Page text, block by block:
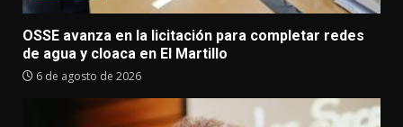
OSSE avanza en la licitación para completar redes
de agua y cloaca en El Martillo
6 de agosto de 2026